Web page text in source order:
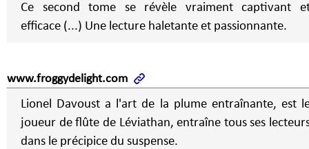
Ce second tome se révèle vraiment captivant
efficace (...) Une lecture haletante et passionnante.
www.froggydelight.com
Lionel Davoust a l'art de la plume entraînante, est
joueur de flûte de Léviathan, entraîne tous ses
dans le précipice du suspense.